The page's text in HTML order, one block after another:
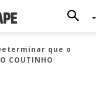
Determinar que o
COUTINHO